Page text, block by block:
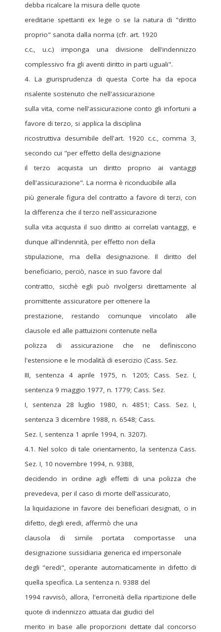
debba ricalcare la misura delle quote
ereditarie spettanti ex lege o se la natura di "diritto
proprio" sancita dalla norma (cfr. art. 1920
c.c., u.c.) imponga una divisione dell'indennizzo
complessivo fra gli aventi diritto in parti uguali".
4. La giurisprudenza di questa Corte ha da epoca
risalente sostenuto che nell'assicurazione
sulla vita, come nell'assicurazione conto gli infortuni a
favore di terzo, si applica la disciplina
ricostruttiva desumibile dell'art. 1920 c.c., comma 3,
secondo cui "per effetto della designazione
il terzo acquista un diritto proprio ai vantaggi
dell'assicurazione". La norma è riconducibile alla
più generale figura del contratto a favore di terzi, con
la differenza che il terzo nell'assicurazione
sulla vita acquista il suo diritto ai correlati vantaggi, e
dunque all'indennità, per effetto non della
stipulazione, ma della designazione. Il diritto del
beneficiario, perciò, nasce in suo favore dal
contratto, sicchè egli può rivolgersi direttamente al
promittente assicuratore per ottenere la
prestazione, restando comunque vincolato alle
clausole ed alle pattuizioni contenute nella
polizza di assicurazione che ne definiscono
l'estensione e le modalità di esercizio (Cass. Sez.
III, sentenza 4 aprile 1975, n. 1205; Cass. Sez. I,
sentenza 9 maggio 1977, n. 1779; Cass. Sez.
I, sentenza 28 luglio 1980, n. 4851; Cass. Sez. I,
sentenza 3 dicembre 1988, n. 6548; Cass.
Sez. I, sentenza 1 aprile 1994, n. 3207).
4.1. Nel solco di tale orientamento, la sentenza Cass.
Sez. I, 10 novembre 1994, n. 9388,
decidendo in ordine agli effetti di una polizza che
prevedeva, per il caso di morte dell'assicurato,
la liquidazione in favore dei beneficiari designati, o in
difetto, degli eredi, affermò che una
clausola di simile portata comportasse una
designazione sussidiaria generica ed impersonale
degli "eredi", operante automaticamente in difetto di
quella specifica. La sentenza n. 9388 del
1994 ravvisò, allora, l'erroneità della ripartizione delle
quote di indennizzo attuata dai giudici del
merito in base alle proporzioni dettate dal concorso